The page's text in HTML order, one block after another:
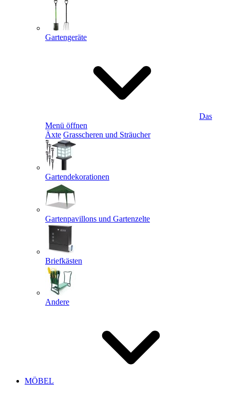
Gartengeräte
Das
Menü öffnen
Äxte Grasscheren und Sträucher
Gartendekorationen
Gartenpavillons und Gartenzelte
Briefkästen
Andere
MÖBEL